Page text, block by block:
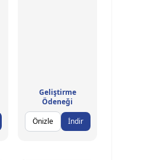
Geliştirme
Ödeneği
Önizle
İndir